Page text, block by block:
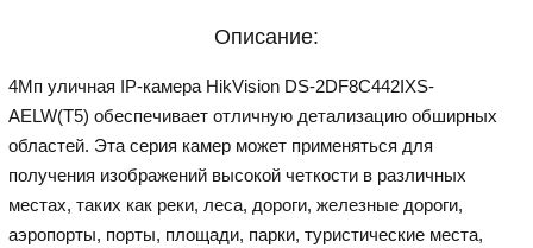
Описание:
4Мп уличная IP-камера HikVision DS-2DF8C442IXS-
AELW(T5) обеспечивает отличную детализацию обширных
областей. Эта серия камер может применяться для
получения изображений высокой четкости в различных
местах, таких как реки, леса, дороги, железные дороги,
аэропорты, порты, площади, парки, туристические места,